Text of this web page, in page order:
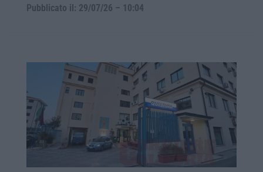
Pubblicato il: 29/07/26 – 10:04